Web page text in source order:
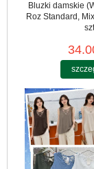
Bluzki damskie
Roz Standard,